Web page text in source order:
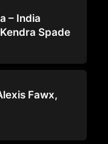
– India
Spade
Fawx,